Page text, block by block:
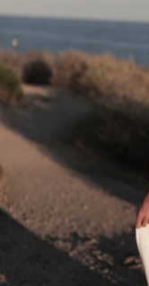
ENGLISH